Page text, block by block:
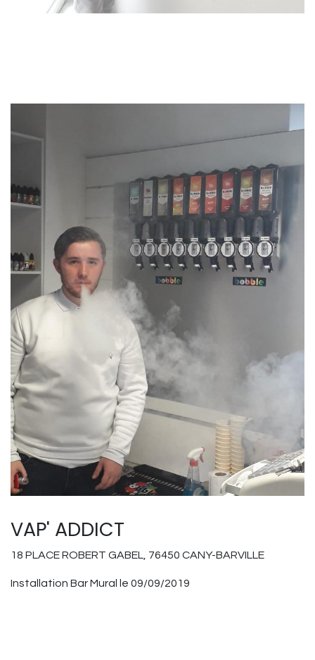
VAP' ADDICT
18 PLACE ROBERT GABEL, 76450 CANY-BARVILLE
Installation Bar Mural le 09/09/2019